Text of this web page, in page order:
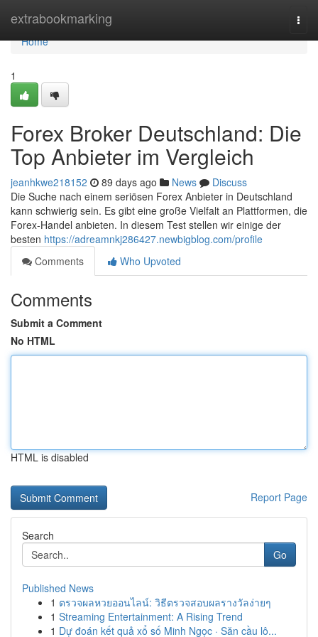
extrabookmarking
Home
Home
1
Forex Broker Deutschland: Die
Top Anbieter im Vergleich
jeanhkwe218152 89 days ago News
Discuss
Die Suche nach einem seriösen Forex Anbieter in Deutschland
kann schwierig sein. Es gibt eine große Vielfalt an Plattformen, die
Forex-Handel anbieten. In diesem Test stellen wir einige der
besten https://adreamnkj286427.newbigblog.com/profile
Comments
Who Upvoted
Comments
Submit a Comment
No HTML
HTML is disabled
Report Page
Search
Go
Published News
1 ตรวจผลหวยออนไลน์: วิธีตรวจสอบผลรางวัลง่ายๆ
1 Streaming Entertainment: A Rising Trend
1 Dự đoán kết quả xổ số Minh Ngọc · Săn cầu lô...